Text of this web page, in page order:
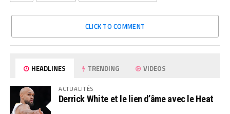
CLICK TO COMMENT
HEADLINES TRENDING VIDEOS
ACTUALITÉS
Derrick White et le lien d’âme avec le Heat